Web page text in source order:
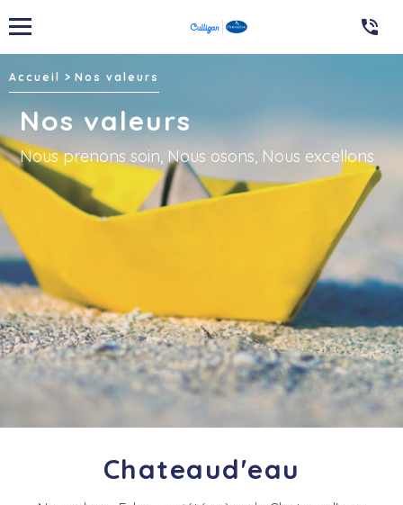

Accueil Nos valeurs
Nos valeurs
Nous prenons soin, Nous osons, Nous excellons
Chateaud'eau